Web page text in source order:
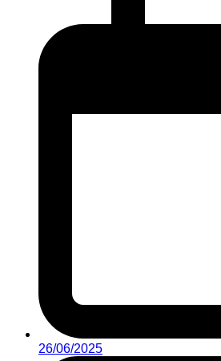
26/06/2025